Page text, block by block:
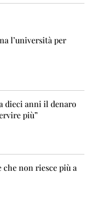
l’università per
dieci anni il denaro
più”
che non riesce più a